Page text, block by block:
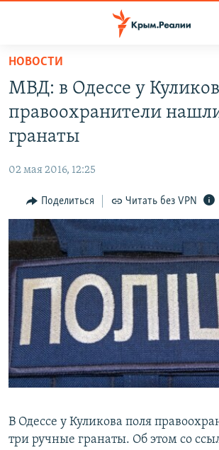
Вернуться
основному
содержанию
Вернутся
главной
Вернутся
поиску
СПЕЦПРОЕКТЫ
11 ЛЕТ ОККУПАЦИИ КРЫМА. 11 ИСТОРИЙ
ВОДА
ЕЩЕ
ИНТЕРАКТИВ
ИНФОГРАФИКА
ТЕЛЕПРОЕКТ КРЫМ.РЕАЛИИ
СОВЕТЫ ПРАВОЗАЩИТНИКОВ
ПРОПАВШИЕ БЕЗ ВЕСТИ
ПОБЕДИТЕЛЕЙ НЕ СУДЯТ?
КРЫМ.НЕПОКОРЕННЫЙ
ELIFBE
РАДІО СВОБОДА
КАК ОБОЙТИ БЛОКИРОВКУ
Українською
Qırımtatar
ПРИСОЕДИНЯЙТЕСЬ!
Все сайты RFE/RL
НОВОСТИ
МВД: в Одессе у
правоохранители
гранаты
02 мая 2016, 12:25
Поделиться Читать без VPN
В Одессе у Куликова поля
три ручные гранаты. Об этом со